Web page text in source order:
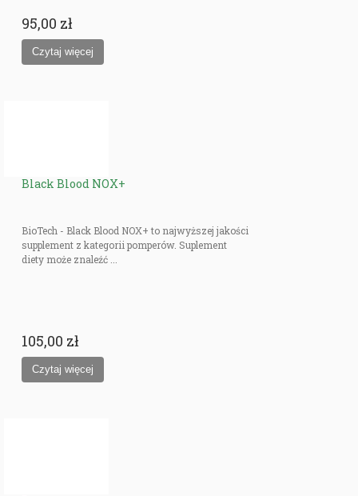
95,00 zł
Black Blood NOX+
BioTech - Black Blood NOX+ to najwyższej jakości
supplement z kategorii pomperów. Suplement
diety może znaleźć ...
105,00 zł